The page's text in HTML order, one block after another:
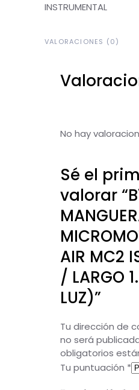
INSTRUMENTAL
VALORACIONES (0)
No hay
Sé el
valorar
AIR MC2
/ LARGO
LUZ)”
Tu dirección de
no será
obligatorios
Tu puntuación *